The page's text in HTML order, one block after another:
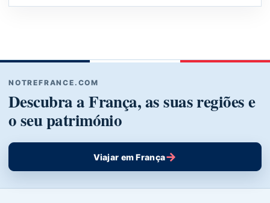
NOTREFRANCE.COM
Descubra a França, as suas regiões e
o seu património
Viajar em França→